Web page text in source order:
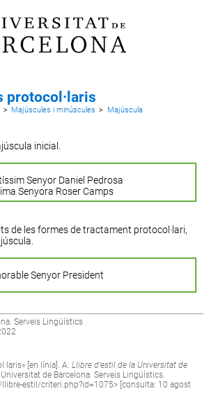
protocol·laris
> Majúscules i minúscules > Majúscula
inicial.
Senyor Daniel Pedrosa
Senyora Roser Camps
de les formes de tractament protocol·lari,
Senyor President
Serveis Lingüístics
[en línia]. A:Llibre d’estil de la Universitat de
de Barcelona. Serveis Lingüístics.
estil/criteri.php?id=1075> [consulta: 10 agost